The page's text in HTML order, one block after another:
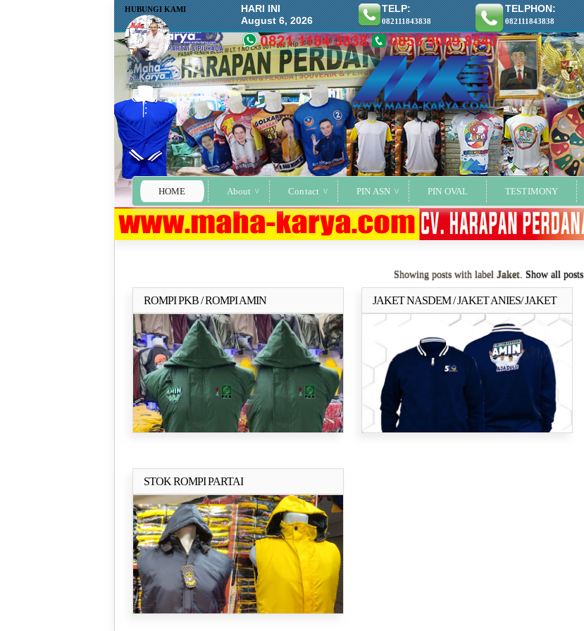
HOME About Contact PIN ASN PIN OVAL TESTIMONY
HUBUNGI KAMI
HARI INI
August 6, 2026
TELP:
082111843838
TELPHON:
082111843838
Showing posts with label Jaket. Show all posts
ROMPI PKB / ROMPI AMIN
JAKET NASDEM / JAKET ANIES/ JAKET
AMIN
Selengkapnya..
STOK ROMPI PARTAI